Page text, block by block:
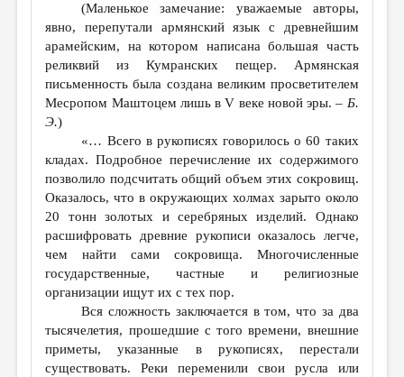
(Маленькое замечание: уважаемые авторы,
явно, перепутали армянский язык с древнейшим
арамейским, на котором написана большая часть
реликвий из Кумранских пещер. Армянская
письменность была создана великим просветителем
Месропом Маштоцем лишь в V веке новой эры. – Б.
Э.)
«… Всего в рукописях говорилось о 60 таких
кладах. Подробное перечисление их содержимого
позволило подсчитать общий объем этих сокровищ.
Оказалось, что в окружающих холмах зарыто около
20 тонн золотых и серебряных изделий. Однако
расшифровать древние рукописи оказалось легче,
чем найти сами сокровища. Многочисленные
государственные, частные и религиозные
организации ищут их с тех пор.
Вся сложность заключается в том, что за два
тысячелетия, прошедшие с того времени, внешние
приметы, указанные в рукописях, перестали
существовать. Реки переменили свои русла или